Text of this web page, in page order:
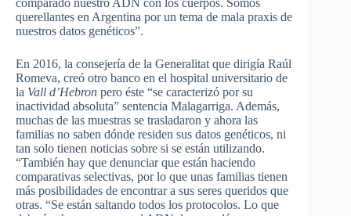
comparado nuestro ADN con los cuerpos. Somos
querellantes en Argentina por un tema de mala praxis de
nuestros datos genéticos”.
En 2016, la consejería de la Generalitat que dirigía Raúl
Romeva, creó otro banco en el hospital universitario de
la Vall d’Hebron pero éste “se caracterizó por su
inactividad absoluta” sentencia Malagarriga. Además,
muchas de las muestras se trasladaron y ahora las
familias no saben dónde residen sus datos genéticos, ni
tan solo tienen noticias sobre si se están utilizando.
“También hay que denunciar que están haciendo
comparativas selectivas, por lo que unas familias tienen
más posibilidades de encontrar a sus seres queridos que
otras. “Se están saltando todos los protocolos. Lo que